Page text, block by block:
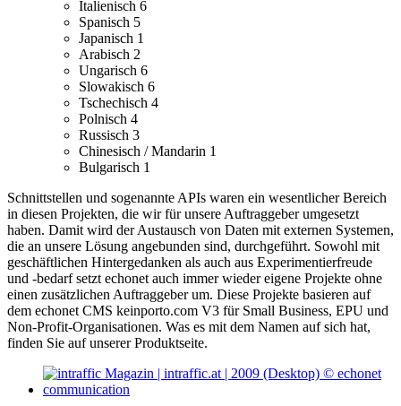
Italienisch 6
Spanisch 5
Japanisch 1
Arabisch 2
Ungarisch 6
Slowakisch 6
Tschechisch 4
Polnisch 4
Russisch 3
Chinesisch / Mandarin 1
Bulgarisch 1
Schnittstellen und sogenannte APIs waren ein wesentlicher Bereich
in diesen Projekten, die wir für unsere Auftraggeber umgesetzt
haben. Damit wird der Austausch von Daten mit externen Systemen,
die an unsere Lösung angebunden sind, durchgeführt. Sowohl mit
geschäftlichen Hintergedanken als auch aus Experimentierfreude
und -bedarf setzt echonet auch immer wieder eigene Projekte ohne
einen zusätzlichen Auftraggeber um. Diese Projekte basieren auf
dem echonet CMS keinporto.com V3 für Small Business, EPU und
Non-Profit-Organisationen. Was es mit dem Namen auf sich hat,
finden Sie auf unserer Produktseite.